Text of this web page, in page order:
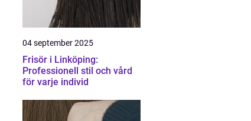
04 september 2025
Frisör i Linköping:
Professionell stil och vård
för varje individ